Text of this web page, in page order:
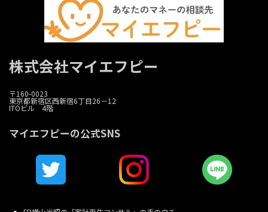
株式会社マイエフピー
〒160-0023
東京都新宿区西新宿6丁目26－12
ITOビル 4階
マイエフピーの公式SNS